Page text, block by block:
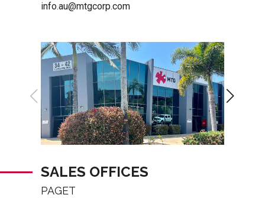
info.au@mtgcorp.com
SALES OFFICES
PAGET